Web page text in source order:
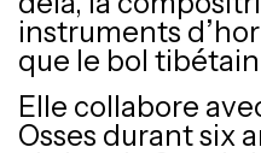
instruments
que le bol
Elle collabore
Osses durant six